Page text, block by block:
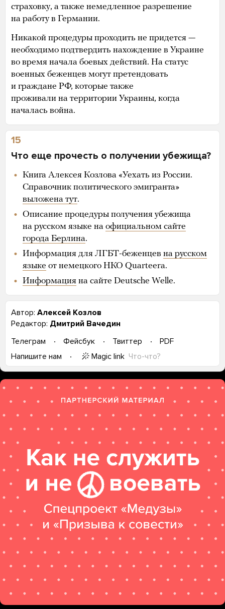
страховку, а также немедленное разрешение
на работу в Германии.
Никакой процедуры проходить не придется —
необходимо подтвердить нахождение в Украине
во время начала боевых действий. На статус
военных беженцев могут претендовать
и граждане РФ, которые также
проживали на территории Украины, когда
началась война.
15
Что еще прочесть о получении убежища?
Книга Алексея Козлова «Уехать из России.
Справочник политического эмигранта»
выложена тут.
Описание процедуры получения убежища
на русском языке на официальном сайте
города Берлина.
Информация для ЛГБТ-беженцев на русском
языке от немецкого НКО Quarteera.
Информация на сайте Deutsche Welle.
Автор: Алексей Козлов
Редактор: Дмитрий Вачедин
Телеграм
Фейсбук Твиттер
PDF
Напишите нам
Magic link Что-что?